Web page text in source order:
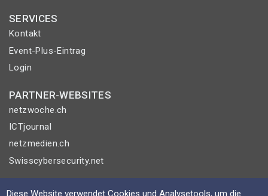
SERVICES
Kontakt
Event-Plus-Eintrag
Login
PARTNER-WEBSITES
netzwoche.ch
ICTjournal
netzmedien.ch
Swisscybersecurity.net
© NETZMEDIEN AG 2026
Diese Website verwendet Cookies und Analysetools, um die